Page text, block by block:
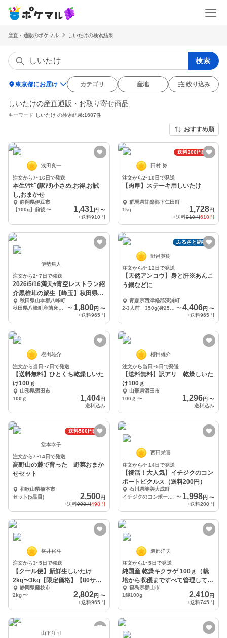
産直・通販のポケマル しいたけの検索結果
検索
location_on東京都にお届け カテゴリ 産地 絞り込み
しいたけの産直通販・お取り寄せ商品
キーワード しいたけ の検索結果:1687件
おすすめ順
浅田良一
注文から7~16日で発送
本生ﾜｻﾋﾞ(訳ｱﾘ)小さめ,お得,お試
し,おまかせ
静岡県伊豆市
【100g】前後〜 1,431円 〜
+送料910円
送料300円割引
田村 努
注文から2~10日で発送
【肉厚】ステーキ用しいたけ
群馬県甘楽郡下仁田町
1kg
1,728円
+送料910円610円
伊勢隼人
注文から2~7日で発送
2026/5/16満天⭐︎青空レストラン紹
介黒椎茸の派生【峰玉】秋田県八
峰町産
秋田県山本郡八峰町
〜 1,800円 〜
+送料965円
ふるさと納税可
野呂英樹
注文から4~12日で発送
【天然アンコウ】身と肝※あんこ
う鍋などに
青森県西津軽郡深浦町
2-3人前 350g(身250g、肝100g)
〜4,406円 〜
+送料965円
櫻田雄介
注文から当日~7日で発送
【送料無料】ひとくち乾燥しいた
け100ｇ
山形県酒田市
100ｇ
1,404円
送料込み
櫻田雄介
注文から当日~5日で発送
【送料無料】訳アリ 乾燥しいた
け100ｇ
山形県酒田市
100ｇ 〜 1,296円 〜
送料込み
送料500円割引
堂本幸子
注文から7~14日で発送
高野山の麓で育った 野菜おまか
せセット
和歌山県橋本市
セット(5品目)
2,500円
+送料998円498円
西田栄喜
注文から4~14日で発送
【復活！大人気】イチジクのコン
ポートピクルス（送料200円）
石川県能美大成町
イチジクのコンポートピクルス×2 りんごとビーツのピクルス×2
〜 1,998円 〜
+送料200円
横井裕斗
注文から3~5日で発送
【クール便】新鮮生しいたけ
2kg〜3kg【限定価格】【80サイ
ズ】S〜M〜L
静岡県藤枝市
2kg〜 2,802円 〜
+送料965円
渡部洋夫
注文から1~5日で発送
純国産 乾燥キクラゲ 100ｇ（栽
培から収穫まですべて管理してい
ます）
福島県郡山市
1袋100g
2,410円
+送料745円
山下洋司